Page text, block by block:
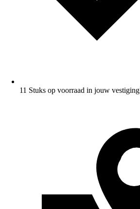
11 Stuks op voorraad in jouw vestiging